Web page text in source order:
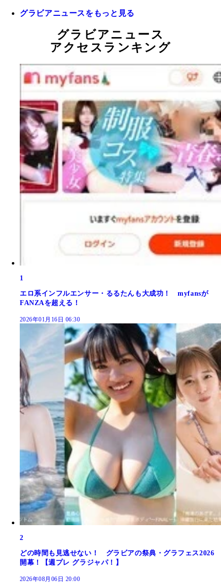
グラビアニュースをもっと見る
グラビアニュース
アクセスランキング
1
エロ系インフルエンサー・るるたんも大成功！ myfansが
FANZAを超える！
2026年01月16日 06:30
2
どの時間も見逃せない！ グラビアの祭典・グラフェス2026
開幕！【週プレ グラジャパ！】
2026年08月06日 20:00